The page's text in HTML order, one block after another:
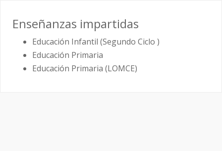
Enseñanzas impartidas
Educación Infantil (Segundo Ciclo )
Educación Primaria
Educación Primaria (LOMCE)